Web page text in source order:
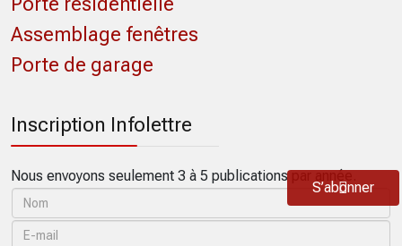
Assemblage fenêtres
Porte de garage
Inscription Infolettre
Nous envoyons seulement 3 à 5 publications par année.
S’abonner